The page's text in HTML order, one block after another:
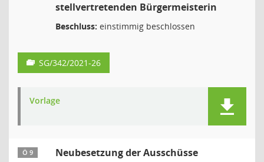
stellvertretenden Bürgermeisterin
Beschluss: einstimmig beschlossen
SG/342/2021-26
Vorlage
Ö 9 Neubesetzung der Ausschüsse